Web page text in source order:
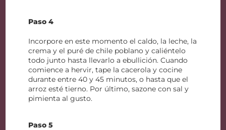
Paso 4
Incorpore en este momento el caldo, la leche, la
crema y el puré de chile poblano y caliéntelo
todo junto hasta llevarlo a ebullición. Cuando
comience a hervir, tape la cacerola y cocine
durante entre 40 y 45 minutos, o hasta que el
arroz esté tierno. Por último, sazone con sal y
pimienta al gusto.
Paso 5